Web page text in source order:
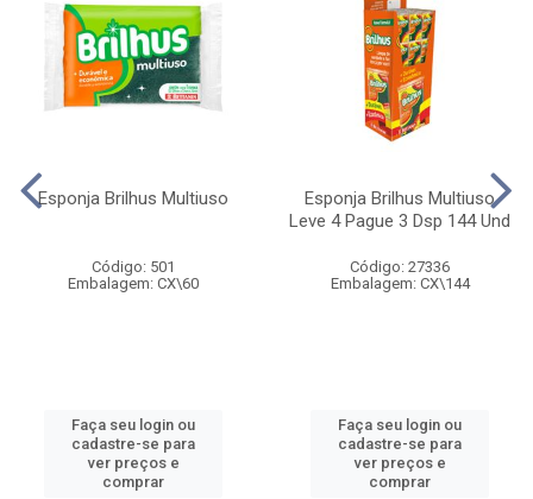
Esponja Brilhus Multiuso
Código: 501
Embalagem: CX\60
Faça seu login ou
cadastre-se para
ver preços e
comprar
Esponja Brilhus Multiuso
Leve 4 Pague 3 Dsp 144 Und
Código: 27336
Embalagem: CX\144
Faça seu login ou
cadastre-se para
ver preços e
comprar